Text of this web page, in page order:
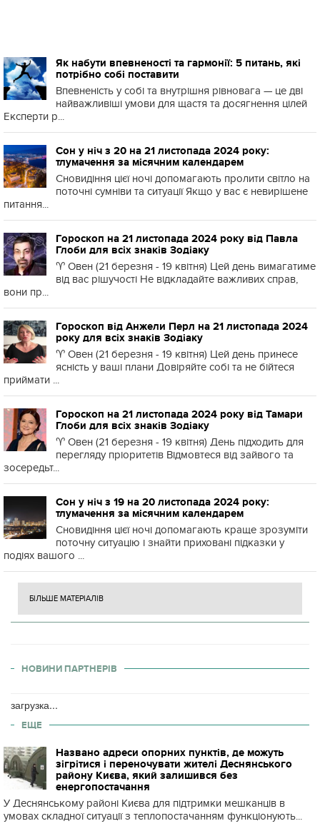
Як набути впевненості та гармонії: 5 питань, які
потрібно собі поставити
Впевненість у собі та внутрішня рівновага — це дві
найважливіші умови для щастя та досягнення цілей
Експерти р...
Сон у ніч з 20 на 21 листопада 2024 року:
тлумачення за місячним календарем
Сновидіння цієї ночі допомагають пролити світло на
поточні сумніви та ситуації Якщо у вас є невирішене
питання...
Гороскоп на 21 листопада 2024 року від Павла
Глоби для всіх знаків Зодіаку
♈️ Овен (21 березня - 19 квітня) Цей день вимагатиме
від вас рішучості Не відкладайте важливих справ,
вони пр...
Гороскоп від Анжели Перл на 21 листопада 2024
року для всіх знаків Зодіаку
♈️ Овен (21 березня - 19 квітня) Цей день принесе
ясність у ваші плани Довіряйте собі та не бійтеся
приймати ...
Гороскоп на 21 листопада 2024 року від Тамари
Глоби для всіх знаків Зодіаку
♈️ Овен (21 березня - 19 квітня) День підходить для
перегляду пріоритетів Відмовтеся від зайвого та
зосередьт...
Сон у ніч з 19 на 20 листопада 2024 року:
тлумачення за місячним календарем
Сновидіння цієї ночі допомагають краще зрозуміти
поточну ситуацію і знайти приховані підказки у
подіях вашого ...
БІЛЬШЕ МАТЕРІАЛІВ
НОВИНИ ПАРТНЕРІВ
загрузка...
ЕЩЕ
Названо адреси опорних пунктів, де можуть
зігрітися і переночувати жителі Деснянського
району Києва, який залишився без
енергопостачання
У Деснянському районі Києва для підтримки мешканців в
умовах складної ситуації з теплопостачанням функціонують...